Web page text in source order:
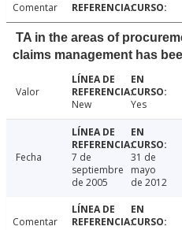
Comentar
TA in the areas of
claims management has
Valor
New
Yes
Fecha
7 de
septiembre
de 2005
31 de
mayo
de 2012
Comentar